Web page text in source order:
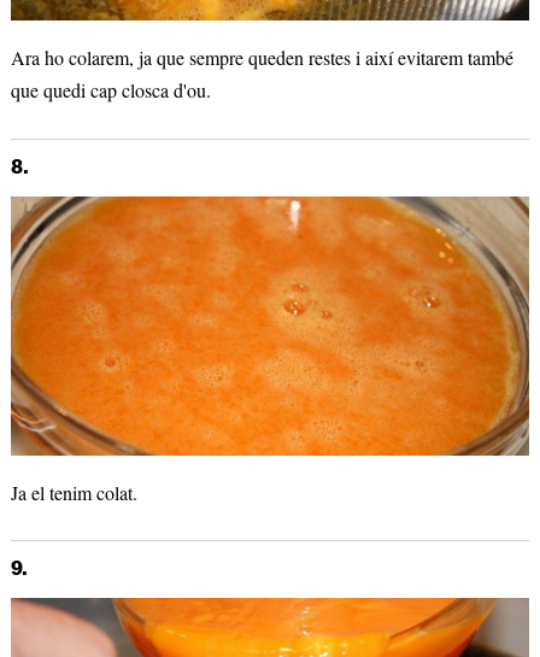
Ara ho colarem, ja que sempre queden restes i així evitarem també
que quedi cap closca d'ou.
8.
Ja el tenim colat.
9.